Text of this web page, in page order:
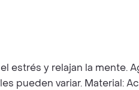
estrés y relajan la mente.
pueden variar. Material: